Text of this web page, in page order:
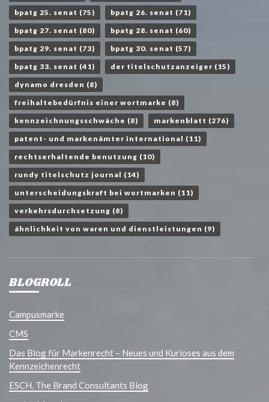
bpatg 25. senat (75) bpatg 26. senat (71)
bpatg 27. senat (80) bpatg 28. senat (60)
bpatg 29. senat (73) bpatg 30. senat (57)
bpatg 33. senat (41) der titelschutzanzeiger (15)
dynamo dresden (8)
freihaltebedürfnis einer wortmarke (8)
kennzeichnungsschwäche (8) markenblatt (276)
patent- und markenämter international (11)
rechtserhaltende benutzung (10)
rundy titelschutz journal (14)
unterscheidungskraft bei wortmarken (11)
verkehrsdurchsetzung (8)
ähnlichkeit von waren und dienstleistungen (9)
BLOGROLL
Campusmarke
CMS
Das Blog für Markenrecht – Neues und Kurioses aus dem
Kennzeichenrecht
ESCH. The Brand Consultants Blog